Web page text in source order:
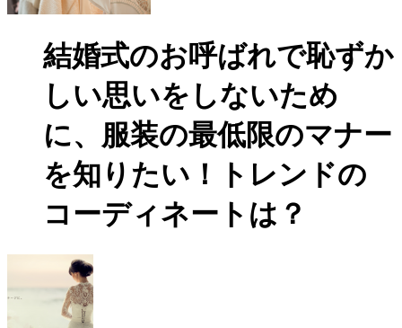
結婚式のお呼ばれで恥ずか
しい思いをしないため
に、服装の最低限のマナー
を知りたい！トレンドの
コーディネートは？